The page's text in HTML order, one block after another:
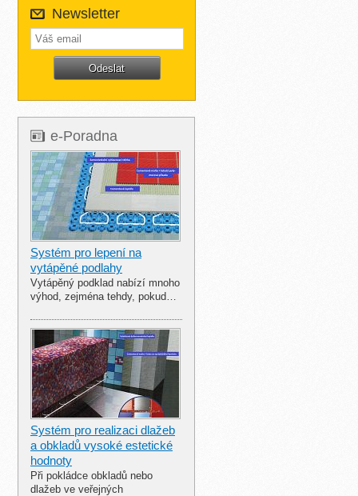
Newsletter
e-Poradna
Systém pro lepení na
vytápěné podlahy
Vytápěný podklad nabízí mnoho
výhod, zejména tehdy, pokud…
Systém pro realizaci dlažeb
a obkladů vysoké estetické
hodnoty
Při pokládce obkladů nebo
dlažeb ve veřejných